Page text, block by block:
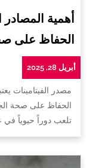
أهمية المصادر
الحفاظ على
أبريل 28, 2025
مصدر الفيتامينات
الحفاظ على صحة
تلعب دوراً حيوياً في